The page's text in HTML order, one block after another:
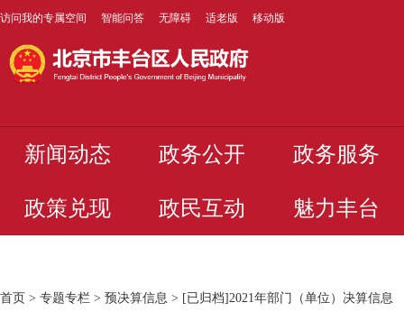
访问我的专属空间 智能问答 无障碍 适老版 移动版
新闻动态 政务公开 政务服务
政策兑现 政民互动 魅力丰台
首页 > 专题专栏 > 预决算信息 > [已归档]2021年部门（单位）决算信息